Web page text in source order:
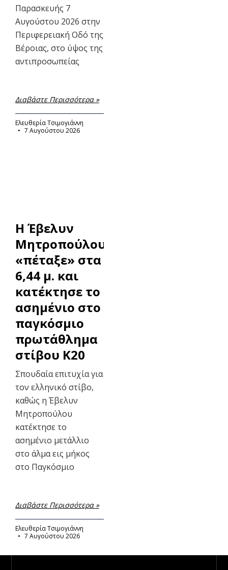
Παρασκευής 7
Αυγούστου 2026 στην
Περιφερειακή Οδό της
Βέροιας, στο ύψος της
αντιπροσωπείας
Διαβάστε Περισσότερα »
Ελευθερία Τσιμογιάννη
7 Αυγούστου 2026
Η Έβελυν
Μητροπούλου
«πέταξε» στα
6,44 μ. και
κατέκτησε το
ασημένιο στο
παγκόσμιο
πρωτάθλημα
στίβου Κ20
Σπουδαία επιτυχία για
τον ελληνικό στίβο,
καθώς η Έβελυν
Μητροπούλου
κατέκτησε το
ασημένιο μετάλλιο
στο άλμα εις μήκος
στο Παγκόσμιο
Διαβάστε Περισσότερα »
Ελευθερία Τσιμογιάννη
7 Αυγούστου 2026